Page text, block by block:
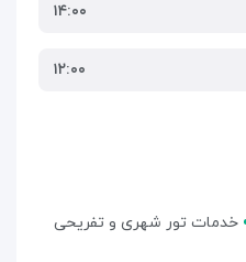
۱۴:۰۰
۱۲:۰۰
خدمات تور شهری و تفریحی